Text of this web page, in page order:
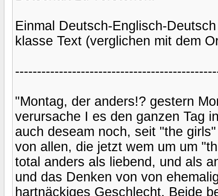
Einmal Deutsch-Englisch-
klasse Text (verglichen mit dem
"Montag, der anders!? gestern
verursache I es den ganzen Tag
auch deseam noch, seit "the
von allen, die jetzt wem um um
total anders als liebend, und als
und das Denken von von
hartnäckiges Geschlecht. Beide